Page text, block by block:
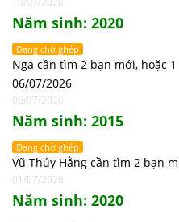
Năm sinh: 2020
Đang chờ ghép
Nga cần tìm 2 bạn mới, hoặc
06/07/2026
06/07/2026
Năm sinh: 2015
Đang chờ ghép
Vũ Thúy Hằng cần tìm 2 bạn
01/07/2026
Năm sinh: 2020